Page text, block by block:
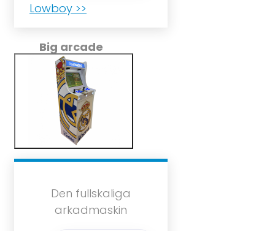
Lowboy >>
Big arcade
Den fullskaliga
arkadmaskin